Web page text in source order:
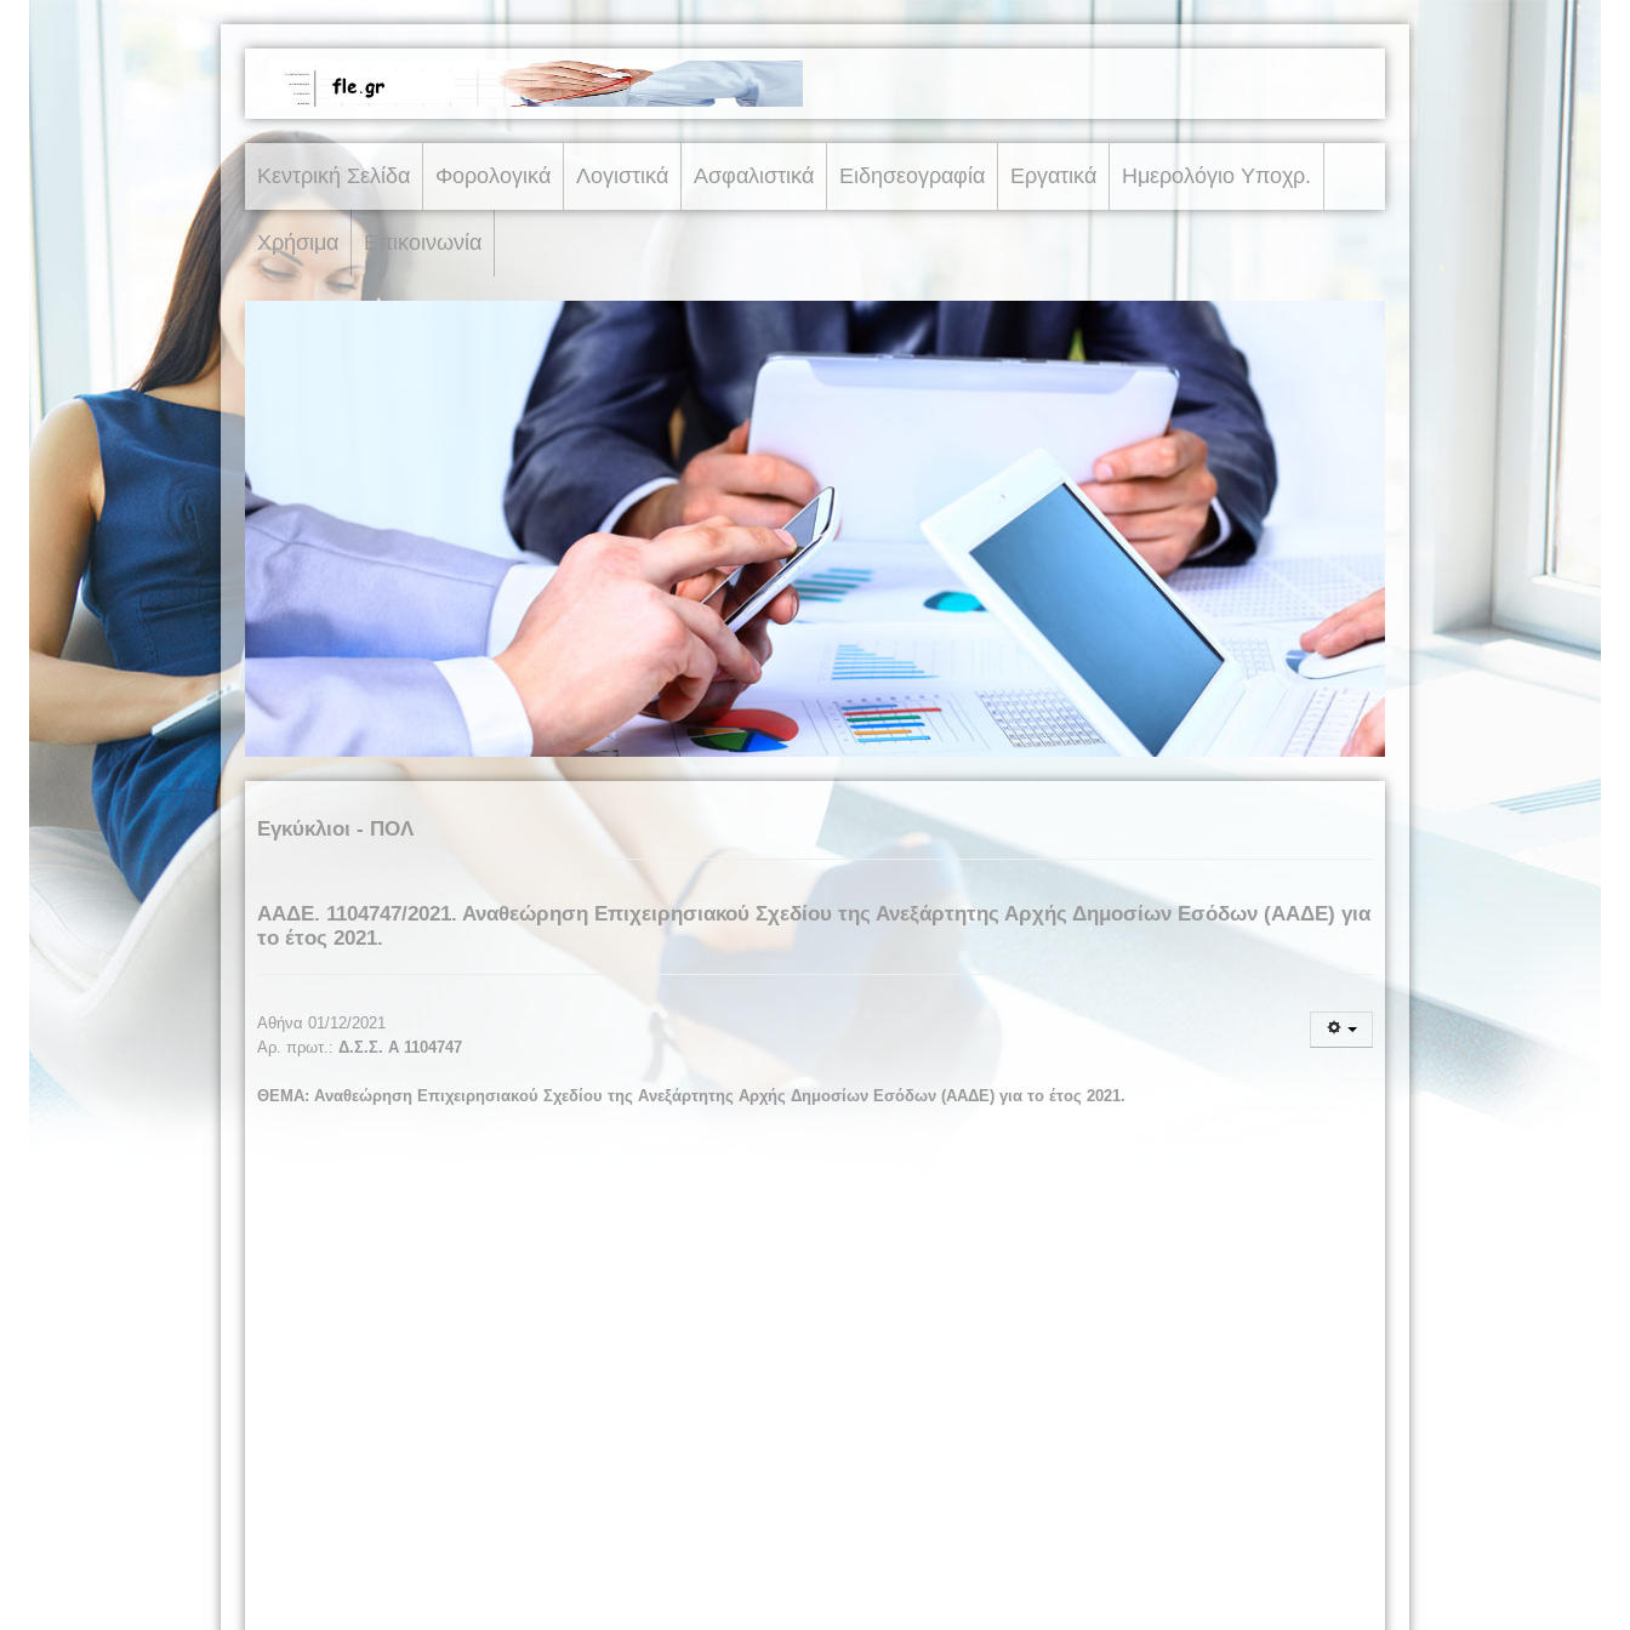
Κεντρική Σελίδα Φορολογικά Λογιστικά Ασφαλιστικά Ειδησεογραφία Εργατικά Ημερολόγιο Υποχρ.
Χρήσιμα Επικοινωνία
Εγκύκλιοι - ΠΟΛ
ΑΑΔΕ. 1104747/2021. Αναθεώρηση Επιχειρησιακού Σχεδίου της Ανεξάρτητης Αρχής Δημοσίων Εσόδων (ΑΑΔΕ) για
το έτος 2021.
Αθήνα 01/12/2021
Αρ. πρωτ.: Δ.Σ.Σ. Α 1104747
ΘΕΜΑ: Αναθεώρηση Επιχειρησιακού Σχεδίου της Ανεξάρτητης Αρχής Δημοσίων Εσόδων (ΑΑΔΕ) για το έτος 2021.